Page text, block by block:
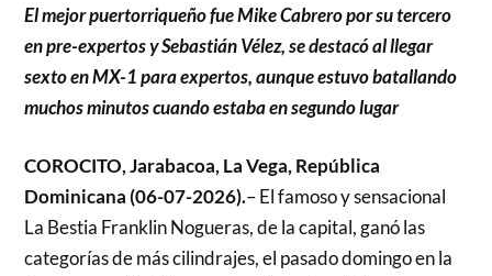
El mejor puertorriqueño fue Mike Cabrero por su tercero
en pre-expertos y Sebastián Vélez, se destacó al llegar
sexto en MX-1 para expertos, aunque estuvo batallando
muchos minutos cuando estaba en segundo lugar
COROCITO, Jarabacoa, La Vega, República
Dominicana (06-07-2026).– El famoso y sensacional
La Bestia Franklin Nogueras, de la capital, ganó las
categorías de más cilindrajes, el pasado domingo en la